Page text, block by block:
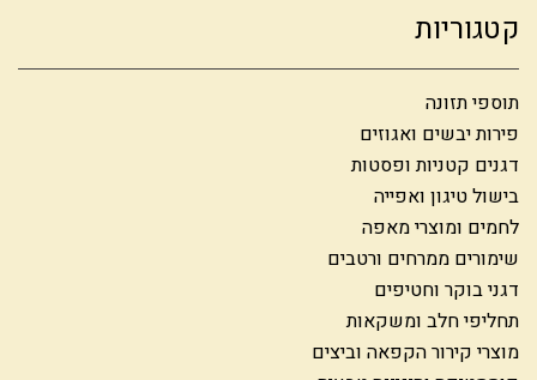
קטגוריות
תוספי תזונה
פירות יבשים ואגוזים
דגנים קטניות ופסטות
בישול טיגון ואפייה
לחמים ומוצרי מאפה
שימורים ממרחים ורטבים
דגני בוקר וחטיפים
תחליפי חלב ומשקאות
מוצרי קירור הקפאה וביצים